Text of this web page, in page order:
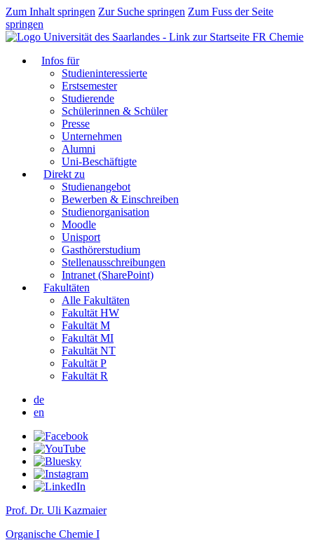
Zum Inhalt springen Zur Suche springen Zum Fuss der Seite
springen
FR Chemie
Infos für
Studieninteressierte
Erstsemester
Studierende
Schülerinnen & Schüler
Presse
Unternehmen
Alumni
Uni-Beschäftigte
Direkt zu
Studienangebot
Bewerben & Einschreiben
Studienorganisation
Moodle
Unisport
Gasthörerstudium
Stellenausschreibungen
Intranet (SharePoint)
Fakultäten
Alle Fakultäten
Fakultät HW
Fakultät M
Fakultät MI
Fakultät NT
Fakultät P
Fakultät R
de
en
Prof. Dr. Uli Kazmaier
Organische Chemie I